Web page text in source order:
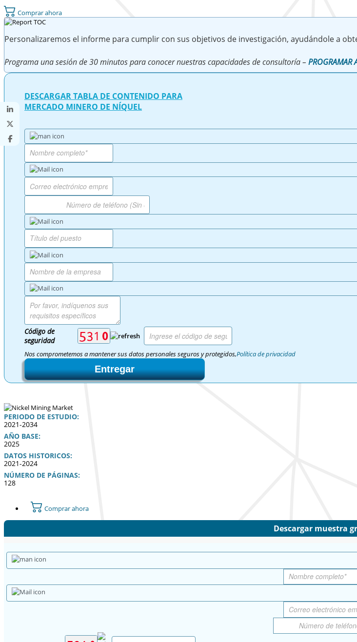
Comprar ahora
Personalizaremos el informe para cumplir con sus objetivos de investigación, ayudándole a
Programa una sesión de 30 minutos para conocer nuestras capacidades de consultoría – PROGRAMAR
DESCARGAR TABLA DE CONTENIDO PARA
MERCADO MINERO DE NÍQUEL
Código de
seguridad
Nos comprometemos a mantener sus datos personales seguros y protegidos,Política de privacidad
Entregar
PERIODO DE ESTUDIO:
2021-2034
AÑO BASE:
2025
DATOS HISTORICOS:
2021-2024
NÚMERO DE PÁGINAS:
128
Comprar ahora
Descargar muestra